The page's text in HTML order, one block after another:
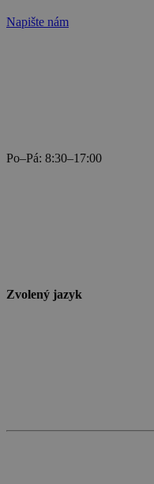
Napište nám
Po–Pá: 8:30–17:00
Zvolený jazyk